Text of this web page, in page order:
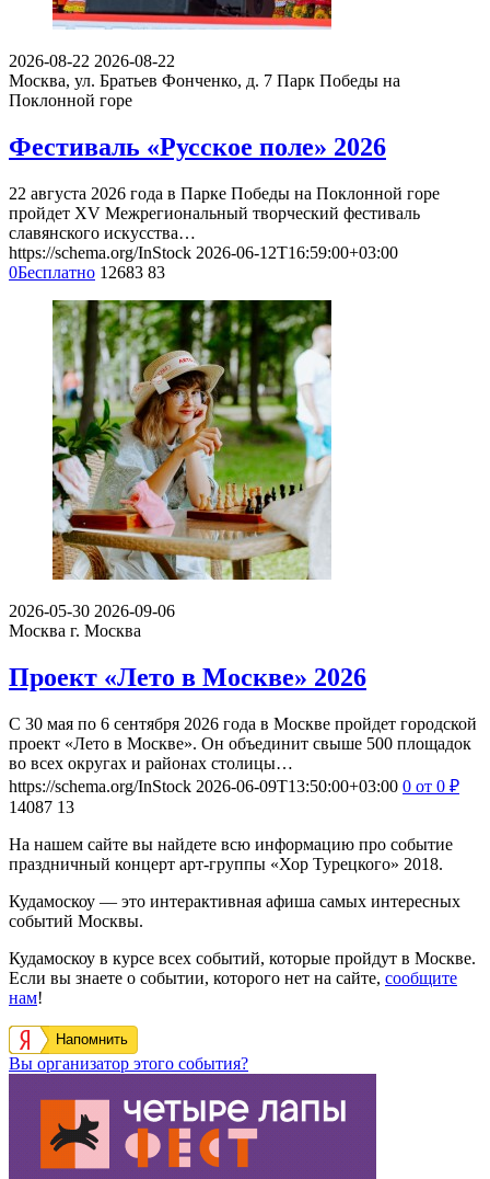
2026-08-22 2026-08-22
Москва, ул. Братьев Фонченко, д. 7 Парк Победы на
Поклонной горе
Фестиваль «Русское поле» 2026
22 августа 2026 года в Парке Победы на Поклонной горе
пройдет XV Межрегиональный творческий фестиваль
славянского искусства…
https://schema.org/InStock 2026-06-12T16:59:00+03:00
0Бесплатно 12683 83
2026-05-30 2026-09-06
Москва г. Москва
Проект «Лето в Москве» 2026
С 30 мая по 6 сентября 2026 года в Москве пройдет городской
проект «Лето в Москве». Он объединит свыше 500 площадок
во всех округах и районах столицы…
https://schema.org/InStock 2026-06-09T13:50:00+03:00 0 от 0 ₽
14087 13
На нашем сайте вы найдете всю информацию про событие
праздничный концерт арт-группы «Хор Турецкого» 2018.
Кудамоскоу — это интерактивная афиша самых интересных
событий Москвы.
Кудамоскоу в курсе всех событий, которые пройдут в Москве.
Если вы знаете о событии, которого нет на сайте, сообщите
нам!
Напомнить
Вы организатор этого события?